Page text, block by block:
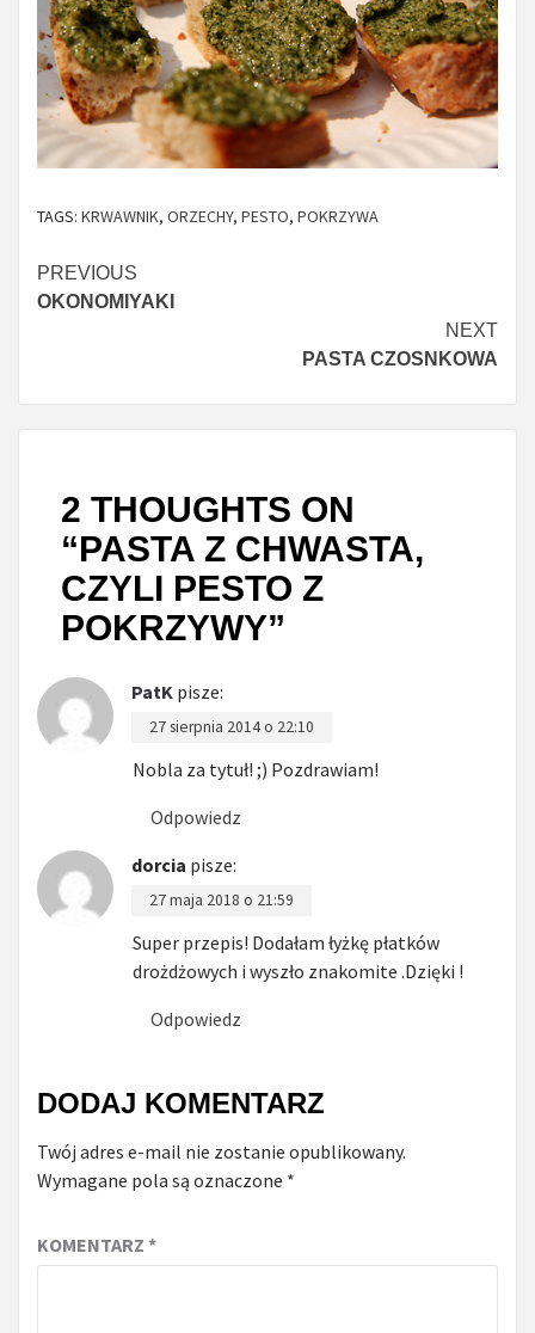
TAGS: KRWAWNIK, ORZECHY, PESTO, POKRZYWA
Continue
Reading
PREVIOUS
OKONOMIYAKI
NEXT
PASTA CZOSNKOWA
2 THOUGHTS ON
“PASTA Z CHWASTA,
CZYLI PESTO Z
POKRZYWY”
PatK pisze:
27 sierpnia 2014 o 22:10
Nobla za tytuł! ;) Pozdrawiam!
Odpowiedz
dorcia pisze:
27 maja 2018 o 21:59
Super przepis! Dodałam łyżkę płatków
drożdżowych i wyszło znakomite .Dzięki !
Odpowiedz
DODAJ KOMENTARZ
Twój adres e-mail nie zostanie opublikowany.
Wymagane pola są oznaczone *
KOMENTARZ *